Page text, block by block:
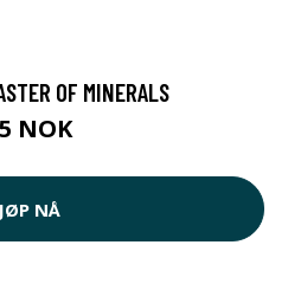
OF MINERALS
NOK
NÅ